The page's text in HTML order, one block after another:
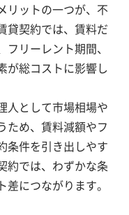
リットの一つが、不
貸契約では、賃料だ
リーレント期間、
が総コストに影響し
人として市場相場や
ため、賃料減額やフ
条件を引き出しやす
約では、わずかな条
につながります。